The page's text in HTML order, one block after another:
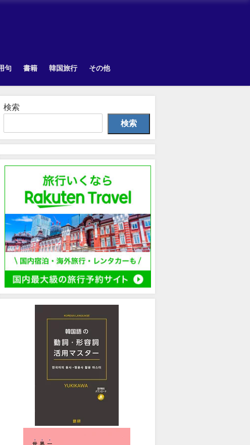
句 書籍 韓国旅行 その他
検索
検索